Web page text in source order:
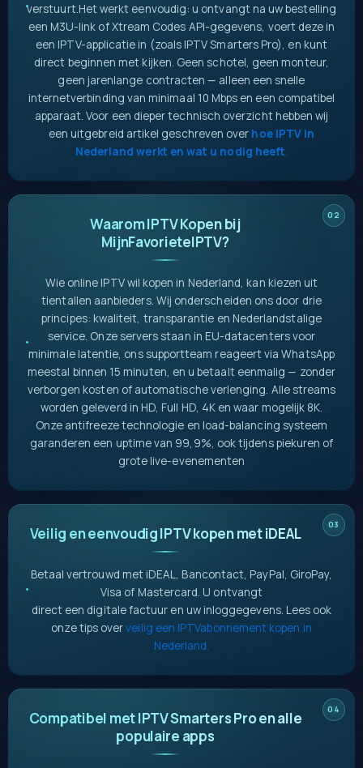
verstuurt. Het werkt eenvoudig: u ontvangt na uw bestelling
een M3U-link of Xtream Codes API-gegevens, voert deze in
een IPTV-applicatie in (zoals IPTV Smarters Pro), en kunt
direct beginnen met kijken. Geen schotel, geen monteur,
geen jarenlange contracten — alleen een snelle
internetverbinding van minimaal 10 Mbps en een compatibel
apparaat. Voor een dieper technisch overzicht hebben wij
een uitgebreid artikel geschreven over hoe IPTV in
Nederland werkt en wat u nodig heeft
Waarom IPTV Kopen bij
MijnFavorieteIPTV?
Wie online IPTV wil kopen in Nederland, kan kiezen uit
tientallen aanbieders. Wij onderscheiden ons door drie
principes: kwaliteit, transparantie en Nederlandstalige
service. Onze servers staan in EU-datacenters voor
minimale latentie, ons supportteam reageert via WhatsApp
meestal binnen 15 minuten, en u betaalt eenmalig — zonder
verborgen kosten of automatische verlenging. Alle streams
worden geleverd in HD, Full HD, 4K en waar mogelijk 8K.
Onze antifreeze technologie en load-balancing systeem
garanderen een uptime van 99,9%, ook tijdens piekuren of
grote live-evenementen
Veilig en eenvoudig IPTV kopen met iDEAL
Betaal vertrouwd met iDEAL, Bancontact, PayPal, GiroPay,
Visa of Mastercard. U ontvangt
direct een digitale factuur en uw inloggegevens. Lees ook
onze tips overveilig een IPTVabonnement kopen in
Nederland.
Compatibel met IPTV Smarters Pro en alle
populaire apps